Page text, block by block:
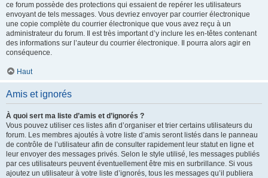
ce forum possède des protections qui essaient de repérer les utilisateurs
envoyant de tels messages. Vous devriez envoyer par courrier électronique
une copie complète du courrier électronique que vous avez reçu à un
administrateur du forum. Il est très important d’y inclure les en-têtes contenant
des informations sur l’auteur du courrier électronique. Il pourra alors agir en
conséquence.
Haut
Amis et ignorés
À quoi sert ma liste d’amis et d’ignorés ?
Vous pouvez utiliser ces listes afin d’organiser et trier certains utilisateurs du
forum. Les membres ajoutés à votre liste d’amis seront listés dans le panneau
de contrôle de l’utilisateur afin de consulter rapidement leur statut en ligne et
leur envoyer des messages privés. Selon le style utilisé, les messages publiés
par ces utilisateurs peuvent éventuellement être mis en surbrillance. Si vous
ajoutez un utilisateur à votre liste d’ignorés, tous les messages qu’il publiera